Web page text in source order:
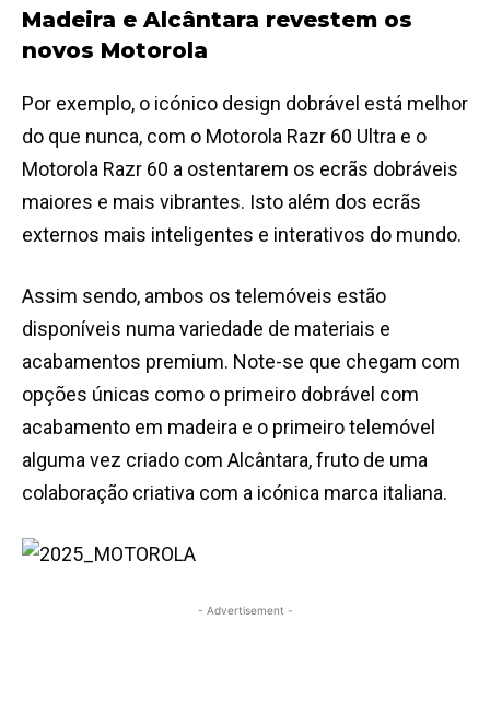
Madeira e Alcântara revestem os
novos Motorola
Por exemplo, o icónico design dobrável está melhor
do que nunca, com o Motorola Razr 60 Ultra e o
Motorola Razr 60 a ostentarem os ecrãs dobráveis
maiores e mais vibrantes. Isto além dos ecrãs
externos mais inteligentes e interativos do mundo.
Assim sendo, ambos os telemóveis estão
disponíveis numa variedade de materiais e
acabamentos premium. Note-se que chegam com
opções únicas como o primeiro dobrável com
acabamento em madeira e o primeiro telemóvel
alguma vez criado com Alcântara, fruto de uma
colaboração criativa com a icónica marca italiana.
- Advertisement -